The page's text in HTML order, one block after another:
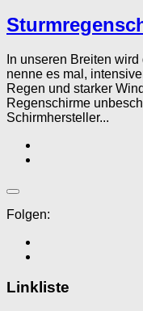
In unseren Breiten
nenne es mal,
Regen und starker
Regenschirme
Schirmhersteller...
Folgen:
Linkliste